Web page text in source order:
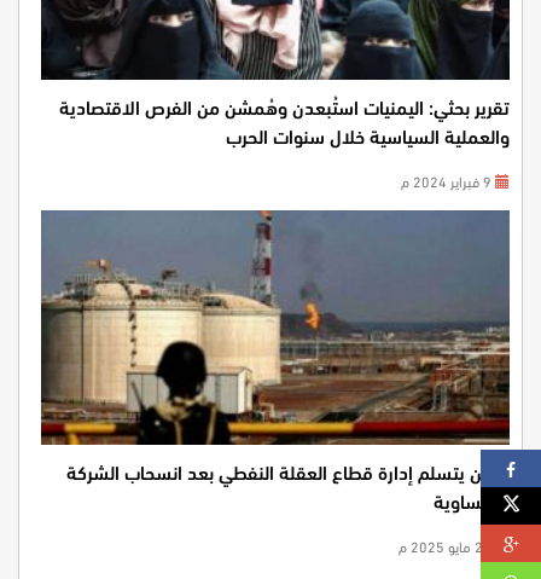
تقرير بحثي: اليمنيات استُبعدن وهُمشن من الفرص الاقتصادية
والعملية السياسية خلال سنوات الحرب
اليمن يتسلم إدارة قطاع العقلة النفطي بعد انسحاب الشركة
النمساوية